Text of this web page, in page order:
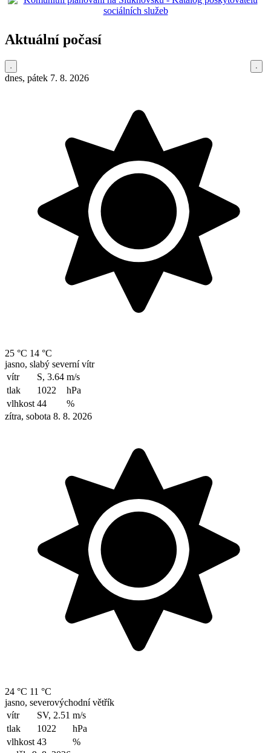
Aktuální počasí
dnes, pátek 7. 8. 2026
25 °C 14 °C
jasno, slabý severní vítr
vítr
S, 3.64 m/s
tlak
1022
hPa
vlhkost 44
%
zítra, sobota 8. 8. 2026
24 °C 11 °C
jasno, severovýchodní větřík
vítr
SV, 2.51 m/s
tlak
1022
hPa
vlhkost 43
%